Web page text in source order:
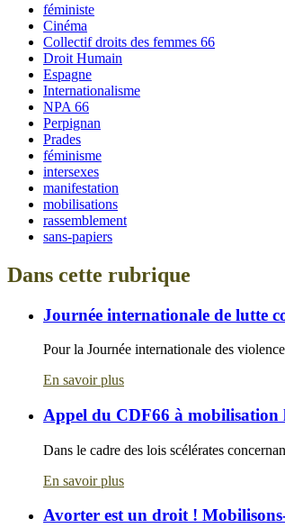
féministe
Cinéma
Collectif droits des femmes 66
Droit Humain
Espagne
Internationalisme
NPA 66
Perpignan
Prades
féminisme
intersexes
manifestation
mobilisations
rassemblement
sans-papiers
Dans cette rubrique
Journée internationale de lutte
Pour la Journée internationale des
En savoir plus
Appel du CDF66 à mobilisation
Dans le cadre des lois scélérates
En savoir plus
Avorter est un droit !